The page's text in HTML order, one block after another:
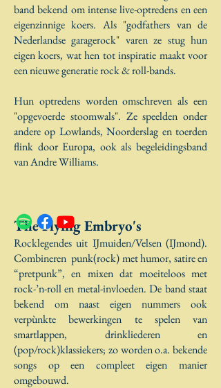
band bekend om intense live-optredens en een
eigenzinnige koers. Als "godfathers van de
Nederlandse garagerock" varen ze stug hun
eigen koers, wat hen tot inspiratie maakt voor
een nieuwe generatie rock & roll-bands.
Hun optredens worden omschreven als een
"opgevoerde stoomwals". Ze speelden onder
andere op Lowlands, Noorderslag en toerden
flink door Europa, ook als begeleidingsband
van Andre Williams.
The Flying Embryo's
Rocklegendes uit IJmuiden/Velsen (IJmond).
Combineren punk(rock) met humor, satire en
“pretpunk”, en mixen dat moeiteloos met
rock-’n-roll en metal-invloeden. De band staat
bekend om naast eigen nummers ook
verpùnkte bewerkingen te spelen van
smartlappen, drinkliederen en
(pop/rock)klassiekers; zo worden o.a. bekende
songs op een compleet eigen manier
omgebouwd.